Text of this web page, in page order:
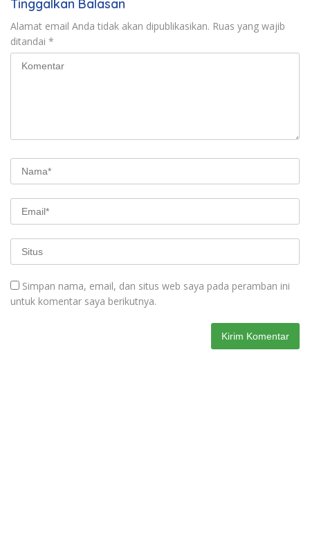
Tinggalkan Balasan
Alamat email Anda tidak akan dipublikasikan. Ruas yang wajib
ditandai *
Simpan nama, email, dan situs web saya pada peramban ini
untuk komentar saya berikutnya.